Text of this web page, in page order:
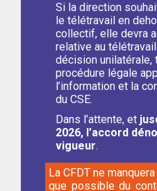
Si la direction
le télétravail en
collectif, elle devra
relative au
décision unilatérale,
procédure légale
l’information et la
du CSE.
Dans l’attente, et
2026, l’accord
vigueur.
La CFDT ne
que possible du